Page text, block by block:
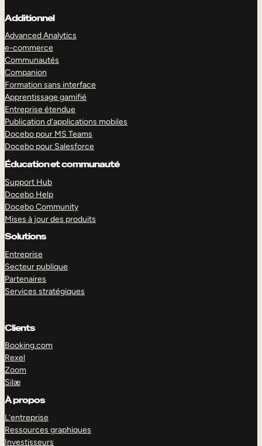
Additionnel
Advanced Analytics
e-commerce
Communautés
Companion
Formation sans interface
Apprentissage gamifié
Entreprise étendue
Publication d’applications mobiles
Docebo pour MS Teams
Docebo pour Salesforce
Éducation et communauté
Support Hub
Docebo Help
Docebo Community
Mises à jour des produits
Solutions
Entreprise
Secteur publique
Partenaires
Services stratégiques
Clients
Booking.com
Rexel
Zoom
Silæ
À propos
L’entreprise
Ressources graphiques
Investisseurs